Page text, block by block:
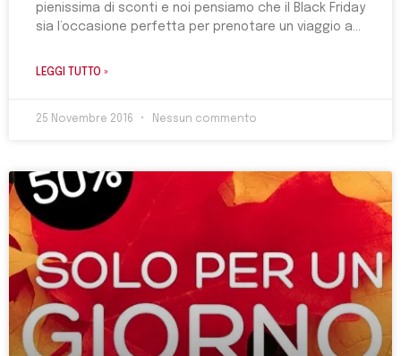
pienissima di sconti e noi pensiamo che il Black Friday
sia l’occasione perfetta per prenotare un viaggio a
LEGGI TUTTO »
25 Novembre 2016 Nessun commento